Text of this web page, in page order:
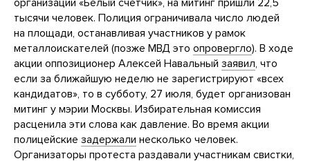
организации «Белый счетчик», на митинг пришли 22,5
тысячи человек. Полиция ограничивала число людей
на площади, останавливая участников у рамок
металлоискателей (позже МВД это опровергло). В ходе
акции оппозиционер Алексей Навальный заявил, что
если за ближайшую неделю не зарегистрируют «всех
кандидатов», то в субботу, 27 июля, будет организован
митинг у мэрии Москвы. Избирательная комиссия
расценила эти слова как давление. Во время акции
полицейские задержали несколько человек.
Организаторы протеста раздавали участникам свистки,